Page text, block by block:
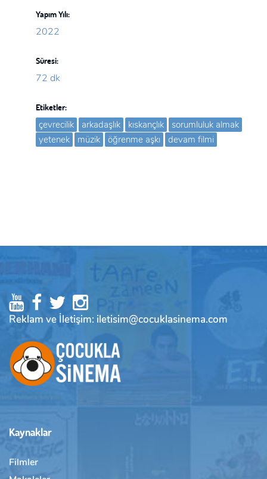
Yapım Yılı:
2022
Süresi:
72 dk
Etiketler:
çevrecilik arkadaşlık kıskançlık
sorumluluk almak
yetenek
müzik öğrenme aşkı devam filmi
Reklam ve İletişim: iletisim@cocuklasinema.com
Kaynaklar
Filmler